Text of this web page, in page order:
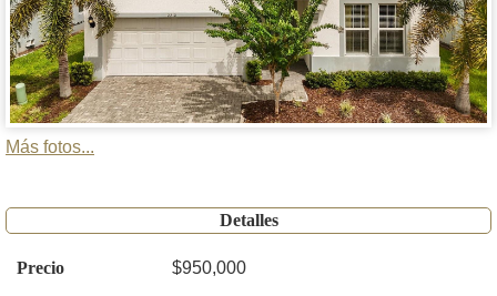
Más fotos...
Detalles
Precio $950,000